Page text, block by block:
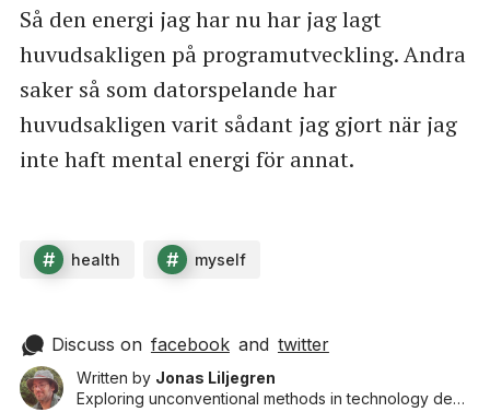
Så den energi jag har nu har jag lagt
huvudsakligen på programutveckling. Andra
saker så som datorspelande har
huvudsakligen varit sådant jag gjort när jag
inte haft mental energi för annat.
158343743412393
https://twitter.com/aigan/status/14454690
health myself
Discuss on facebook and twitter
Written by Jonas Liljegren
Exploring unconventional methods in technology development to shape a better future.